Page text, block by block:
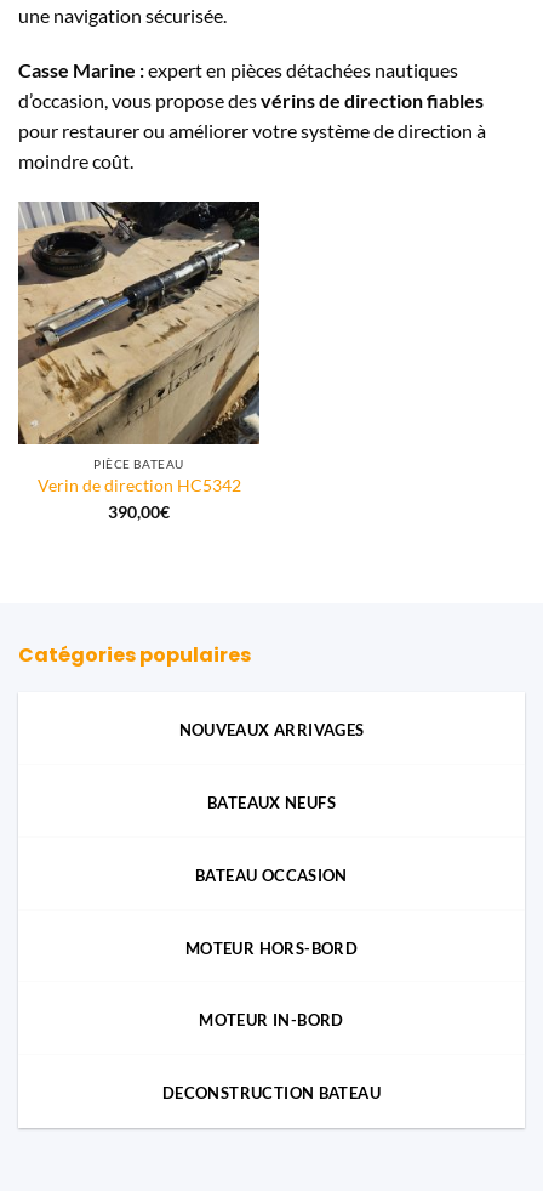
une navigation sécurisée.
Casse Marine :expert en pièces détachées nautiques
d’occasion, vous propose desvérins de direction fiables
pour restaurer ou améliorer votre système de direction à
moindre coût.
PIÈCE BATEAU
Verin de direction HC5342
390,00€
Catégories populaires
NOUVEAUX ARRIVAGES
BATEAUX NEUFS
BATEAU OCCASION
MOTEUR HORS-BORD
MOTEUR IN-BORD
DECONSTRUCTION BATEAU